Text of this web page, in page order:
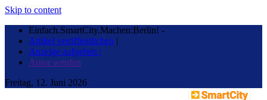
Skip to content
Einfach.SmartCity.Machen:Berlin! -
Artikel veröffentlichen |
Anzeige aufgeben |
Autor werden
Freitag, 12. Juni 2026